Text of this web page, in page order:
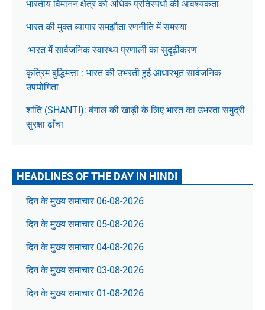
भारतीय विमानन क्षेत्र को अधिक प्रतिस्पर्धा की आवश्यकता
भारत की मुक्त व्यापार समझौता रणनीति में समस्या
भारत में सार्वजनिक स्वास्थ्य प्रणाली का सुदृढ़ीकरण
कृत्रिम बुद्धिमत्ता : भारत की उभरती हुई आधारभूत सार्वजनिक
उपयोगिता
शांति (SHANTI): बंगाल की खाड़ी के लिए भारत का उभरता समुद्री
सुरक्षा ढाँचा
HEADLINES OF THE DAY IN HINDI
दिन के मुख्य समाचार 06-08-2026
दिन के मुख्य समाचार 05-08-2026
दिन के मुख्य समाचार 04-08-2026
दिन के मुख्य समाचार 03-08-2026
दिन के मुख्य समाचार 01-08-2026